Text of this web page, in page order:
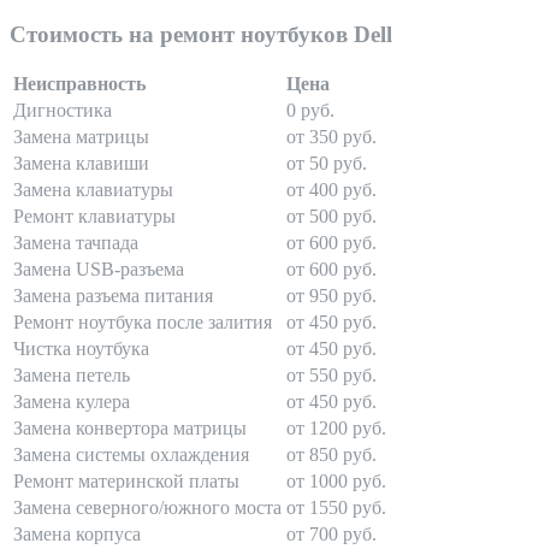
Стоимость на ремонт ноутбуков Dell
Неисправность
Цена
Дигностика
0 руб.
Замена матрицы
от 350 руб.
Замена клавиши
от 50 руб.
Замена клавиатуры
от 400 руб.
Ремонт клавиатуры
от 500 руб.
Замена тачпада
от 600 руб.
Замена USB-разъема
от 600 руб.
Замена разъема питания
от 950 руб.
Ремонт ноутбука после залития
от 450 руб.
Чистка ноутбука
от 450 руб.
Замена петель
от 550 руб.
Замена кулера
от 450 руб.
Замена конвертора матрицы
от 1200 руб.
Замена системы охлаждения
от 850 руб.
Ремонт материнской платы
от 1000 руб.
Замена северного/южного моста от 1550 руб.
Замена корпуса
от 700 руб.